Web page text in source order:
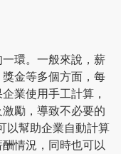
環。一般來說，薪
金等多個方面，每
業使用手工計算，
勵，導致不必要的
以幫助企業自動計算
情況，同時也可以